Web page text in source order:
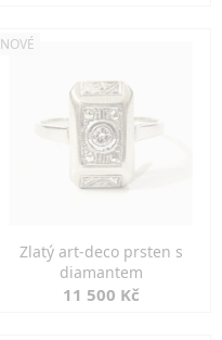
NOVÉ
Zlatý art-deco prsten s
diamantem
11 500 Kč